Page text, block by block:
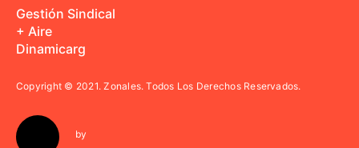
Gestión Sindical
+ Aire
Dinamicarg
Copyright © 2021.Zonales. Todos Los Derechos Reservados.
by